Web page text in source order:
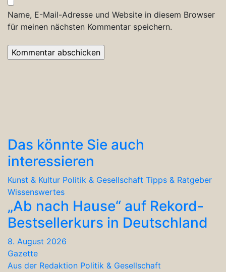
Name, E-Mail-Adresse und Website in diesem Browser
für meinen nächsten Kommentar speichern.
Das könnte Sie auch
interessieren
Kunst & Kultur Politik & Gesellschaft Tipps & Ratgeber
Wissenswertes
„Ab nach Hause“ auf Rekord-
Bestsellerkurs in Deutschland
8. August 2026
Gazette
Aus der Redaktion Politik & Gesellschaft